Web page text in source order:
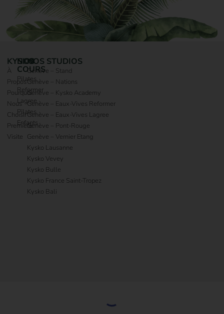
KYSKO
À
Propos
Pourquoi
Nous
Choisir
Première
Visite
NOS
COURS
Pilates
Reformer
Lagree
Pilates
Enfants
NOS STUDIOS
Genève – Stand
Genève – Nations
Genève – Kysko Academy
Genève – Eaux-Vives Reformer
Genève – Eaux-Vives Lagree
Genève – Pont-Rouge
Genève – Vernier Etang
Kysko Lausanne
Kysko Vevey
Kysko Bulle
Kysko France Saint-Tropez
Kysko Bali